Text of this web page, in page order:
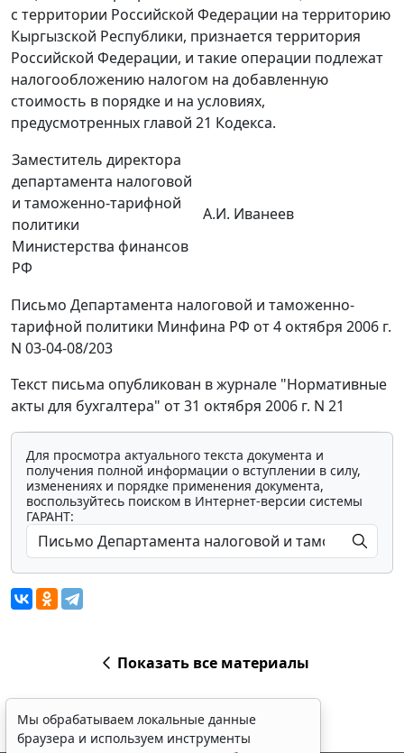
с территории Российской Федерации на территорию
Кыргызской Республики, признается территория
Российской Федерации, и такие операции подлежат
налогообложению налогом на добавленную
стоимость в порядке и на условиях,
предусмотренных главой 21 Кодекса.
Заместитель директора
департамента налоговой
и таможенно-тарифной
политики
Министерства финансов
РФ
А.И. Иванеев
Письмо Департамента налоговой и таможенно-
тарифной политики Минфина РФ от 4 октября 2006 г.
N 03-04-08/203
Текст письма опубликован в журнале "Нормативные
акты для бухгалтера" от 31 октября 2006 г. N 21
Для просмотра актуального текста документа и
получения полной информации о вступлении в силу,
изменениях и порядке применения документа,
воспользуйтесь поиском в Интернет-версии системы
ГАРАНТ:
Показать все материалы
Мы обрабатываем локальные данные
браузера и используем инструменты